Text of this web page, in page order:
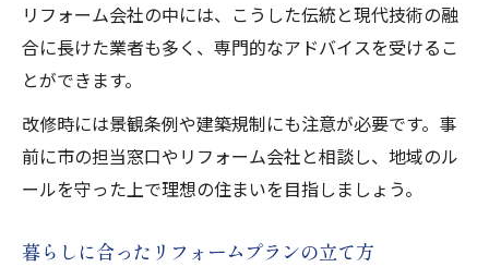
リフォーム会社の中には、こうした伝統と現代技術の融
合に長けた業者も多く、専門的なアドバイスを受けるこ
とができます。
改修時には景観条例や建築規制にも注意が必要です。事
前に市の担当窓口やリフォーム会社と相談し、地域のル
ールを守った上で理想の住まいを目指しましょう。
暮らしに合ったリフォームプランの立て方